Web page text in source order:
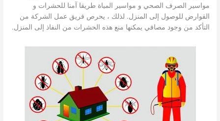
مواسير الصرف الصحي و مواسير المياة طريقا آمنا للحشرات و
القوارض للوصول إلى المنزل. لذلك ، يحرص فريق عمل الشركة من
التأكد من وجود مصافي يمكنها منع هذه الحشرات من النفاذ إلى المنزل.